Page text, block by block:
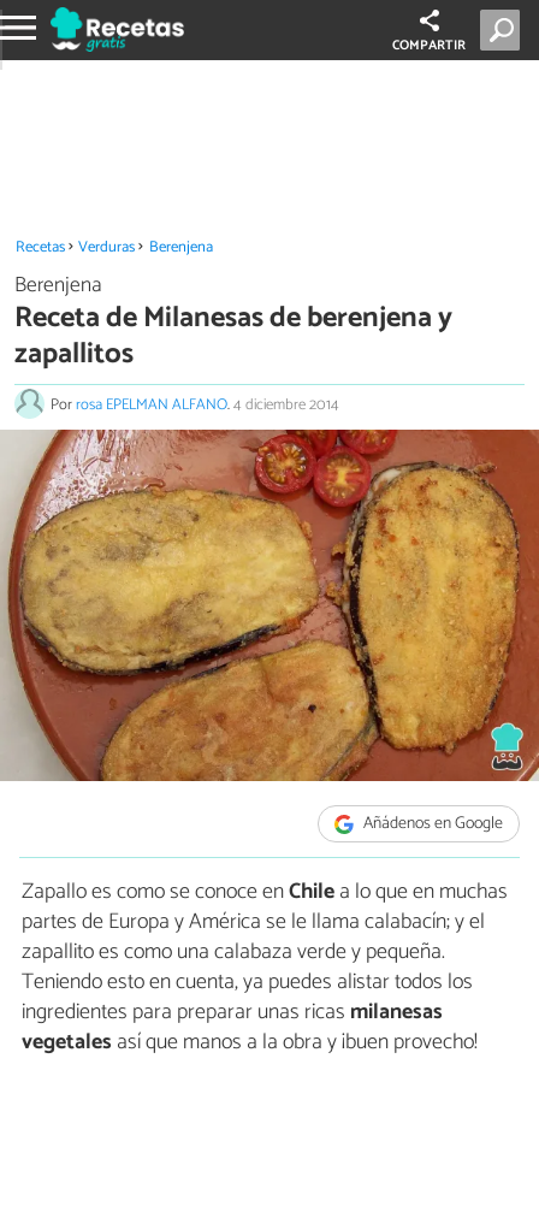
COMPARTIR
Recetas Verduras Berenjena
Berenjena
Receta de Milanesas de berenjena y
zapallitos
Porrosa EPELMAN ALFANO.4 diciembre 2014
Añádenos en Google
Zapallo es como se conoce enChilea lo que en muchas
partes de Europa y América se le llama calabacín; y el
zapallito es como una calabaza verde y pequeña.
Teniendo esto en cuenta, ya puedes alistar todos los
ingredientes para preparar unas ricas milanesas
vegetales así que manos a la obra y ¡buen provecho!